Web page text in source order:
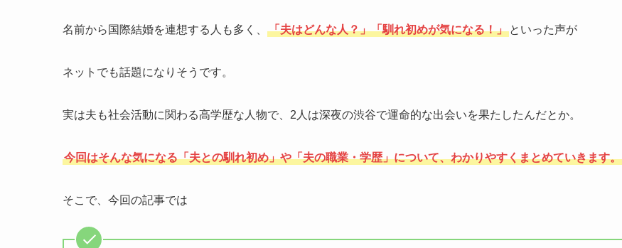
名前から国際結婚を連想する人も多く、 「夫はどんな人？」「馴れ初めが気になる！」 といった声が
ネットでも話題になりそうです。
実は夫も社会活動に関わる高学歴な人物で、2人は深夜の渋谷で運命的な出会いを果たしたんだとか。
今回はそんな気になる「夫との馴れ初め」や「夫の職業・学歴」について、わかりやすくまとめていきます。
そこで、今回の記事では